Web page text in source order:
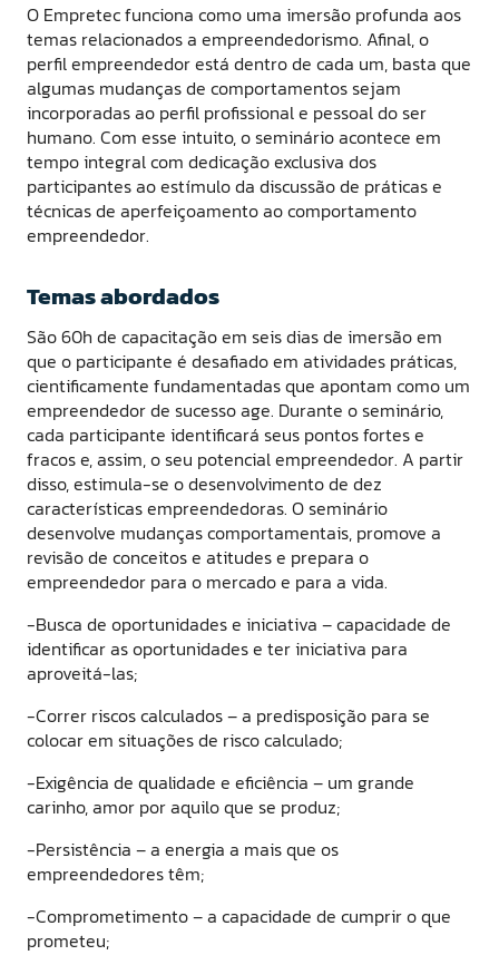
O Empretec funciona como uma imersão profunda aos
temas relacionados a empreendedorismo. Afinal, o
perfil empreendedor está dentro de cada um, basta que
algumas mudanças de comportamentos sejam
incorporadas ao perfil profissional e pessoal do ser
humano. Com esse intuito, o seminário acontece em
tempo integral com dedicação exclusiva dos
participantes ao estímulo da discussão de práticas e
técnicas de aperfeiçoamento ao comportamento
empreendedor.
Temas abordados
São 60h de capacitação em seis dias de imersão em
que o participante é desafiado em atividades práticas,
cientificamente fundamentadas que apontam como um
empreendedor de sucesso age. Durante o seminário,
cada participante identificará seus pontos fortes e
fracos e, assim, o seu potencial empreendedor. A partir
disso, estimula-se o desenvolvimento de dez
características empreendedoras. O seminário
desenvolve mudanças comportamentais, promove a
revisão de conceitos e atitudes e prepara o
empreendedor para o mercado e para a vida.
-Busca de oportunidades e iniciativa – capacidade de
identificar as oportunidades e ter iniciativa para
aproveitá-las;
-Correr riscos calculados – a predisposição para se
colocar em situações de risco calculado;
-Exigência de qualidade e eficiência – um grande
carinho, amor por aquilo que se produz;
-Persistência – a energia a mais que os
empreendedores têm;
-Comprometimento – a capacidade de cumprir o que
prometeu;